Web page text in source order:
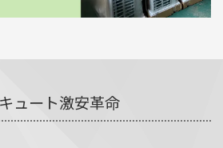
ュート激安革命